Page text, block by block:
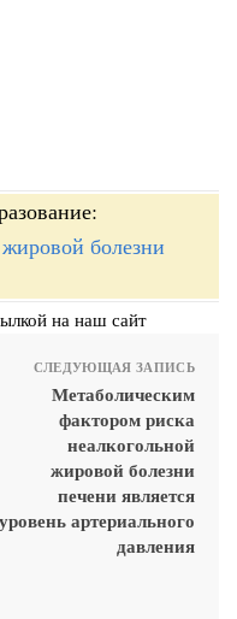
болезни
на наш сайт
СЛЕДУЮЩАЯ ЗАПИСЬ
Метаболическим
фактором риска
неалкогольной
жировой болезни
печени является
уровень артериального
давления